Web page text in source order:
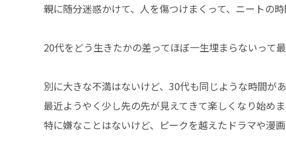
親に随分迷惑かけて、人を傷つけまくって、ニートの
20代をどう生きたかの差ってほぼ一生埋まらないって
別に大きな不満はないけど、30代も同じような時間が
最近ようやく少し先の先が見えてきて楽しくなり始め
特に嫌なことはないけど、ピークを越えたドラマや漫